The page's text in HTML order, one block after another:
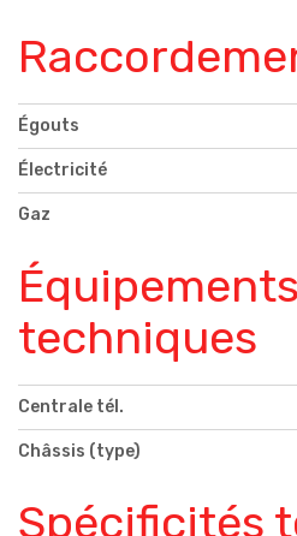
Égouts
Électricité
Gaz
Équipements
techniques
Centrale tél.
Châssis (type)
Spécificités